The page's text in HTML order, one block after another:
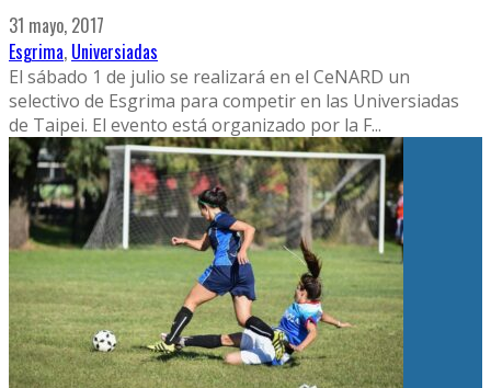
31 mayo, 2017
Esgrima, Universiadas
El sábado 1 de julio se realizará en el CeNARD un
selectivo de Esgrima para competir en las Universiadas
de Taipei. El evento está organizado por la F...